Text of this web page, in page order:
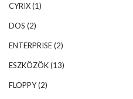
CYRIX(1)
DOS (2)
ENTERPRISE(2)
ESZKÖZÖK(13)
FLOPPY(2)